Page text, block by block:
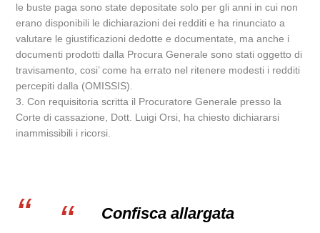
le buste paga sono state depositate solo per gli anni in cui non
erano disponibili le dichiarazioni dei redditi e ha rinunciato a
valutare le giustificazioni dedotte e documentate, ma anche i
documenti prodotti dalla Procura Generale sono stati oggetto di
travisamento, cosi’ come ha errato nel ritenere modesti i redditi
percepiti dalla (OMISSIS).
3. Con requisitoria scritta il Procuratore Generale presso la
Corte di cassazione, Dott. Luigi Orsi, ha chiesto dichiararsi
inammissibili i ricorsi.
Confisca allargata